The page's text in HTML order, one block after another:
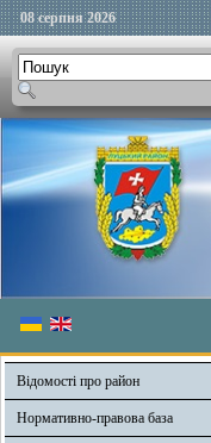
08 серпня 2026
Відомості про район
Нормативно-правова база